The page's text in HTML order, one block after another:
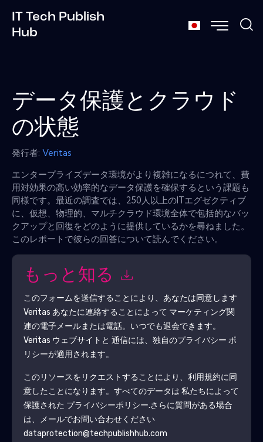
IT Tech Publish
Hub
データ保護とクラウド
の状態
発行者: Veritas
エンタープライズデータ環境がより複雑になるにつれて、費
用対効果の高い効率的なデータ保護を確保するという課題も
同様です。最近の調査では、250人以上のITエグゼクティブ
に、仮想、物理的、マルチクラウド環境全体で包括的なバッ
クアップと回復をどのように提供しているかを尋ねました。
このレポートで彼らの回答について読んでください。
もっと知る
このフォームを送信することにより、あなたは同意します
Veritas あなたに連絡することによって マーケティング関
連の電子メールまたは電話。いつでも退会できます。
Veritas ウェブサイトと 通信には、独自のプライバシー ポ
リシーが適用されます。
このリソースをリクエストすることにより、利用規約に同
意したことになります。すべてのデータは 私たちによって
保護された プライバシーポリシー.さらに質問がある場合
は、メールでお問い合わせください
dataprotection@techpublishhub.com